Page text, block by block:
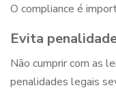
O compliance é
Evita
Não cumprir com as
penalidades legais